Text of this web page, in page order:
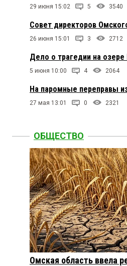
29 июня 15:02 5 3540
Совет директоров
26 июня 15:01 3 2712
Дело о трагедии на
5 июня 10:00 4 2064
На паромные переправы
27 мая 13:01 0 2321
ОБЩЕСТВО
Омская область ввела